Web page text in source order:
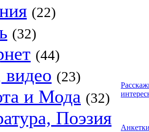
(22)
(32)
(44)
(23)
и Мода (32)
Поэзия